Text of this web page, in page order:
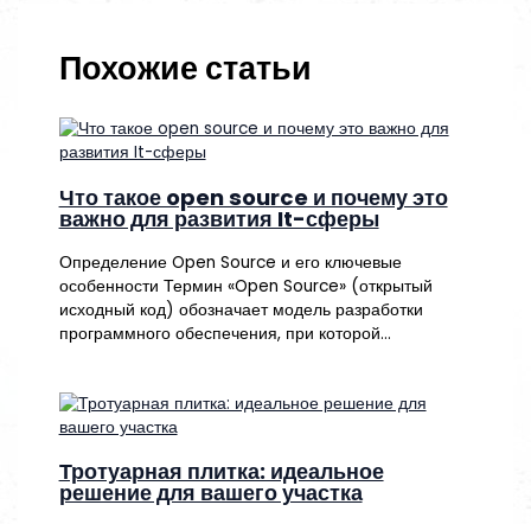
Похожие статьи
Что такое open source и почему это
важно для развития It-сферы
Определение Open Source и его ключевые
особенности Термин «Open Source» (открытый
исходный код) обозначает модель разработки
программного обеспечения, при которой…
Тротуарная плитка: идеальное
решение для вашего участка